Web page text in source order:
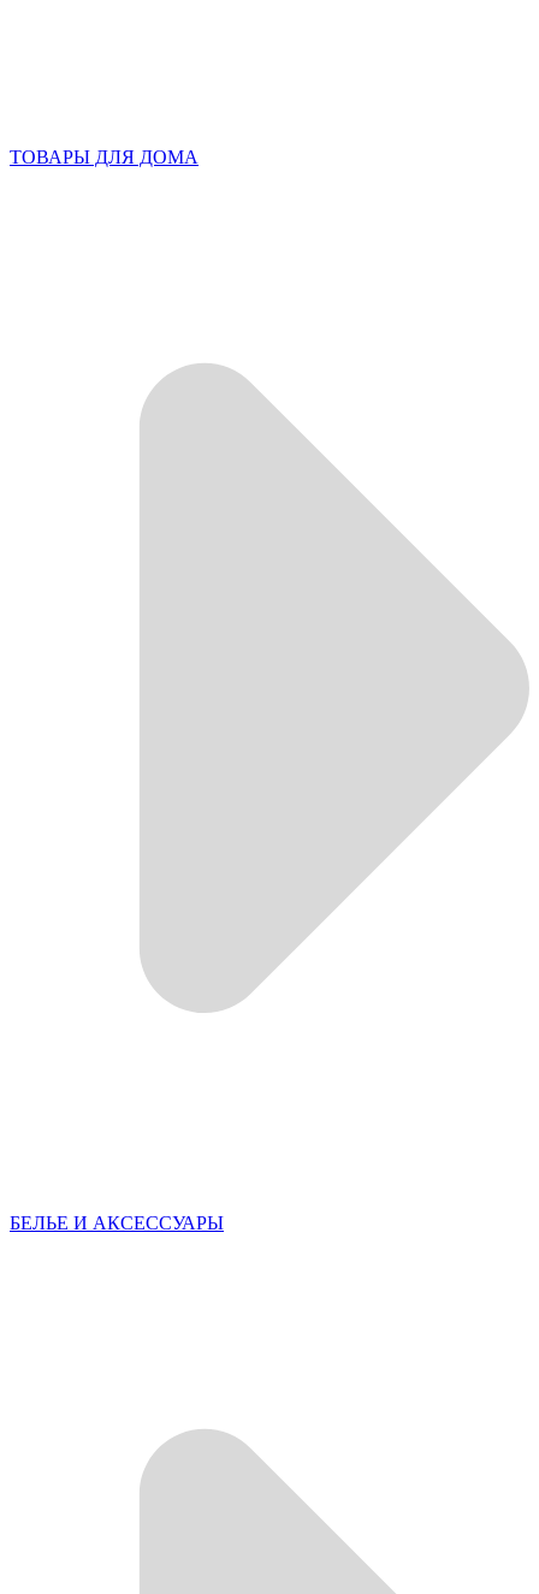
ТОВАРЫ ДЛЯ ДОМА
БЕЛЬЕ И АКСЕССУАРЫ